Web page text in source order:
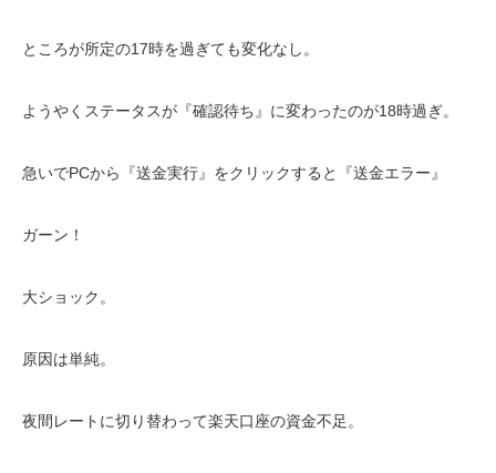
ところが所定の17時を過ぎても変化なし。
ようやくステータスが『確認待ち』に変わったのが18時過ぎ。
急いでPCから『送金実行』をクリックすると『送金エラー』
ガーン！
大ショック。
原因は単純。
夜間レートに切り替わって楽天口座の資金不足。